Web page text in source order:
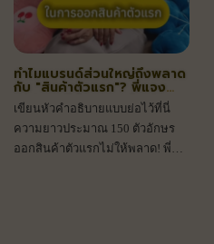
ทำไมแบรนด์ส่วนใหญ่ถึงพลาด
กับ "สินค้าตัวแรก"? พี่แจง
I.C.Lab มีคำตอบ พร้อมป้าย
ยาสูตรเซรั่มกันตาย!
เขียนหัวคำอธิบายแบบย่อไว้ที่นี่
ความยาวประมาณ 150 ตัวอักษร
ออกสินค้าตัวแรกไม่ให้พลาด! พี่